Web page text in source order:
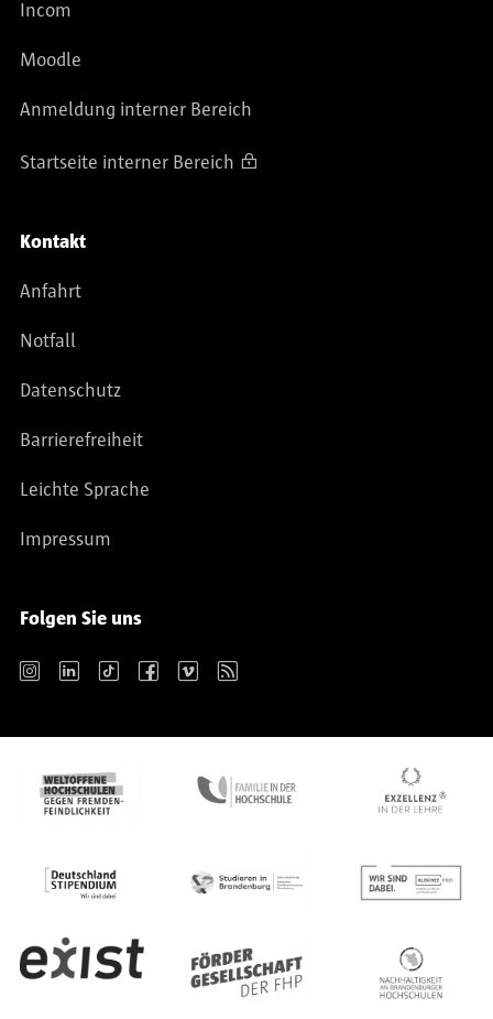
Incom
Moodle
Anmeldung interner Bereich
Startseite interner Bereich
Kontakt
Anfahrt
Notfall
Datenschutz
Barrierefreiheit
Leichte Sprache
Impressum
Folgen Sie uns
Instagram LinkedIn TikTok Facebook Vimeo RSS